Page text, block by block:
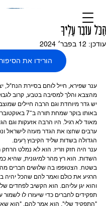
הַכֹּל עוֹבֵר עָלֶיךָ
עודכן: 12 בפבר׳ 2024
הורידו את הסיפור
ענר שפירא, חייל לוחם בסיירת הנח"ל,
מהצבא והלך למסיבה בטבע, קרוב
יש גדר מיוחדת וגם הרבה חיילים
באותו בוקר שמחת
מאוד לא רגיל. היו הרבה אזעקות וגם
ערבים שחצו את הגדר מעזה לישראל
הגדולה בשדות שליד הקיבוץ רֵעים.
ענר היה חזק וזריז. הוא לא נמלט
השדות. הוא רץ מהר למיגונית, שהיא
בשטח. הצטופפו בה שלושים חברים
הרגיע את כולם ואמר להם שהכל יהיה
והוא יגן עליהם. הוא הקשיב לפחדים
תפקידים לחברים כדי שיעזרו לו לשמור
"התפקיד שלי", הוא אמר להם, "הוא שאם